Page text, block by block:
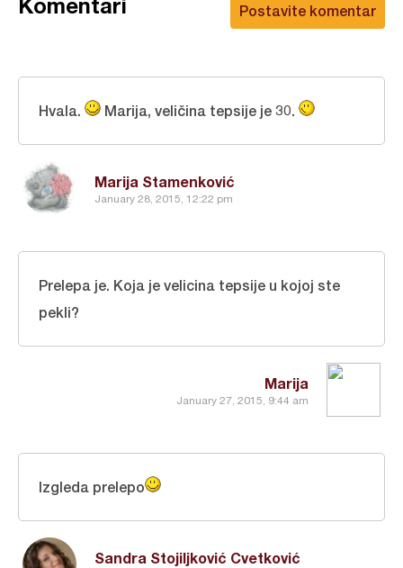
Postavite komentar
Komentari
Marija Stamenković
January 28, 2015, 12:22 pm
Hvala. Marija, veličina tepsije je 30.
Marija
January 27, 2015, 9:44 am
Prelepa je. Koja je velicina tepsije u kojoj ste
pekli?
Sandra Stojiljković Cvetković
Izgleda prelepo